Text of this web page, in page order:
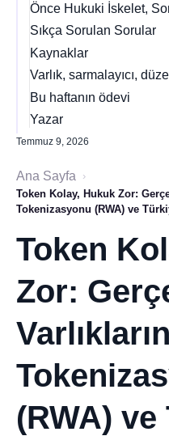
Önce Hukuki İskelet,
Sıkça Sorulan Sorular
Kaynaklar
Varlık, sarmalayıcı,
Bu haftanın ödevi
Yazar
Temmuz 9, 2026
Ana Sayfa
›
Token Kolay, Hukuk Zor:
Tokenizasyonu (RWA) ve
Token
Zor:
(RWA)